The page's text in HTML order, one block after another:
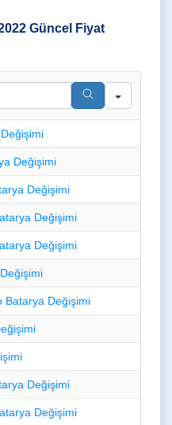
Güncel Fiyat
Değişimi
Değişimi
Değişimi
Değişimi
Batarya Değişimi
Değişimi
Değişimi